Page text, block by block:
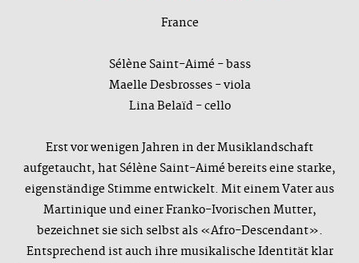
France
Sélène Saint-Aimé - bass
Maelle Desbrosses - viola
Lina Belaïd - cello
Erst vor wenigen Jahren in der Musiklandschaft
aufgetaucht, hat Sélène Saint-Aimé bereits eine starke,
eigenständige Stimme entwickelt. Mit einem Vater aus
Martinique und einer Franko-Ivorischen Mutter,
bezeichnet sie sich selbst als «Afro-Descendant».
Entsprechend ist auch ihre musikalische Identität klar